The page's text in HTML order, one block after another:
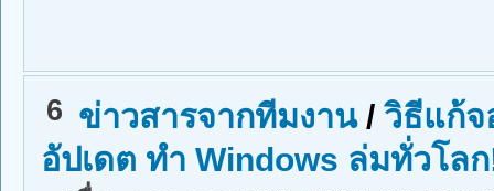
6 ข่าวสารจากทีมงาน/วิธีแก้จ
อัปเดต ทำ Windows ล่มทั่วโล